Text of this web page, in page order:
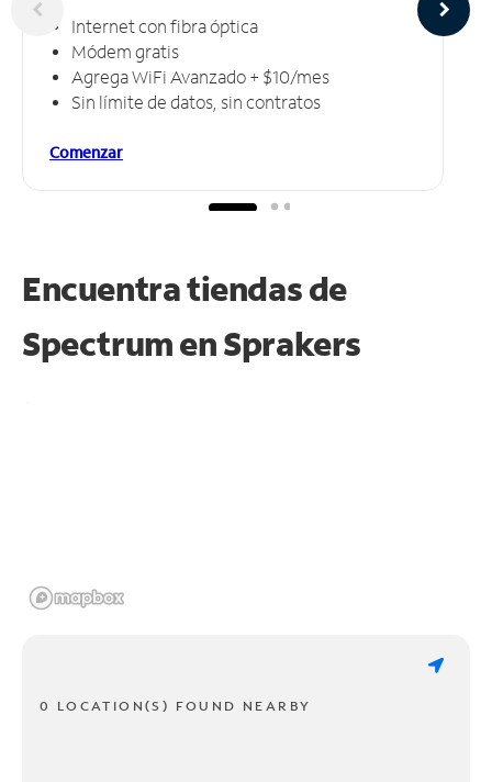
Internet con fibra óptica
Módem gratis
Agrega WiFi Avanzado + $10/mes
Sin límite de datos, sin contratos
Comenzar
Encuentra tiendas de
Spectrum enSprakers
0 LOCATION(S) FOUND NEARBY